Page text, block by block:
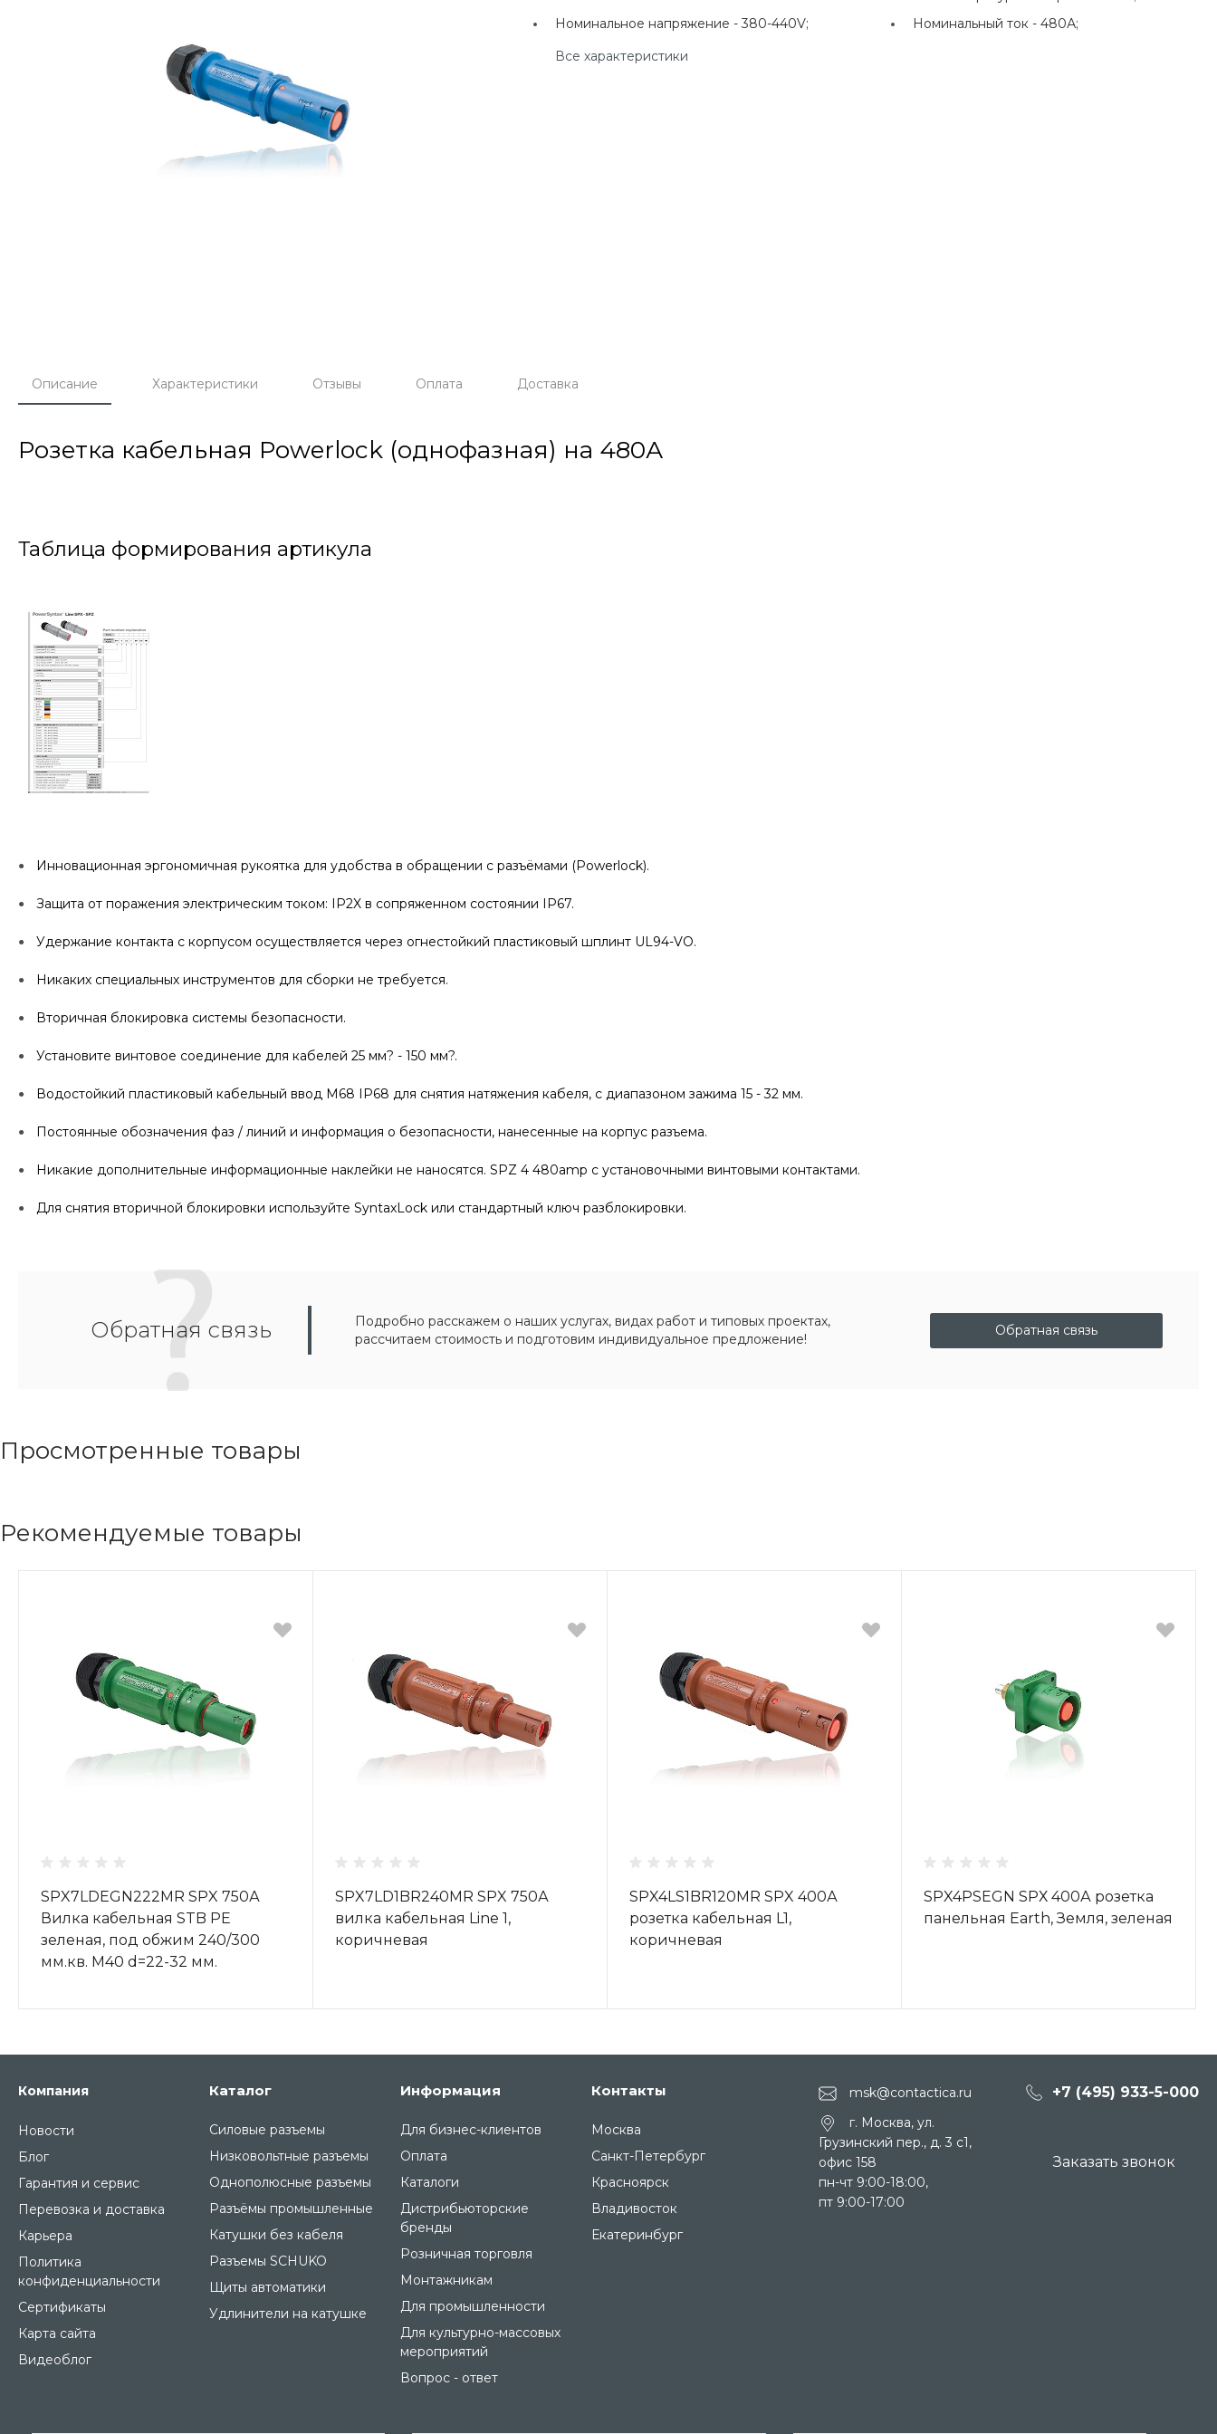
Клары Цеткин, д. 4
Номинальное напряжение -380-440V; Номинальный ток -480А;
Все характеристики
Описание Характеристики Отзывы Оплата Доставка
Розетка кабельная Powerlock (однофазная) на 480А
Таблица формирования артикула
Инновационная эргономичная рукоятка для удобства в обращении с разъёмами (Powerlock).
Защита от поражения электрическим током: IP2X в сопряженном состоянии IP67.
Удержание контакта с корпусом осуществляется через огнестойкий пластиковый шплинт UL94-VO.
Никаких специальных инструментов для сборки не требуется.
Вторичная блокировка системы безопасности.
Установите винтовое соединение для кабелей 25 мм? - 150 мм?.
Водостойкий пластиковый кабельный ввод M68 IP68 для снятия натяжения кабеля, с диапазоном зажима 15 - 32 мм.
Постоянные обозначения фаз / линий и информация о безопасности, нанесенные на корпус разъема.
Никакие дополнительные информационные наклейки не наносятся. SPZ 4 480amp с установочными винтовыми контактами.
Для снятия вторичной блокировки используйте SyntaxLock или стандартный ключ разблокировки.
Обратная связь
Подробно расскажем о наших услугах, видах работ и типовых проектах,
рассчитаем стоимость и подготовим индивидуальное предложение!
Обратная связь
Просмотренные товары
Рекомендуемые товары
SPX7LDEGN222MR SPX 750А
Вилка кабельная STB PE
зеленая, под обжим 240/300
мм.кв. М40 d=22-32 мм.
SPX7LD1BR240MR SPX 750А
вилка кабельная Line 1,
коричневая
SPX4LS1BR120MR SPX 400А
розетка кабельная L1,
коричневая
SPX4PSEGN SPХ 400А розетка
панельная Earth, Земля, зеленая
Компания
Новости
Блог
Гарантия и сервис
Перевозка и доставка
Карьера
Политика
конфиденциальности
Сертификаты
Карта сайта
Видеоблог
Каталог
Силовые разъемы
Низковольтные разъемы
Однополюсные разъемы
Разъёмы промышленные
Катушки без кабеля
Разъемы SCHUKO
Щиты автоматики
Удлинители на катушке
Информация
Для бизнес-клиентов
Оплата
Каталоги
Дистрибьюторские
бренды
Розничная торговля
Монтажникам
Для промышленности
Для культурно-массовых
мероприятий
Вопрос - ответ
Контакты
Москва
Санкт-Петербург
Красноярск
Владивосток
Екатеринбург
msk@contactica.ru +7 (495) 933-5-000
г. Москва, ул.
Грузинский пер., д. 3 c1,
офис 158
пн-чт 9:00-18:00,
пт 9:00-17:00
Заказать звонок